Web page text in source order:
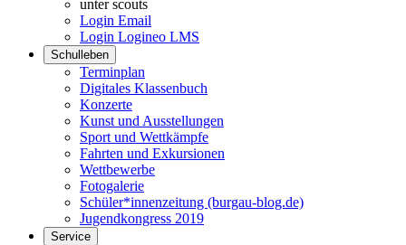
unter scouts
Login Email
Login Logineo LMS
Schulleben
Terminplan
Digitales Klassenbuch
Konzerte
Kunst und Ausstellungen
Sport und Wettkämpfe
Fahrten und Exkursionen
Wettbewerbe
Fotogalerie
Schüler*innenzeitung (burgau-blog.de)
Jugendkongress 2019
Service